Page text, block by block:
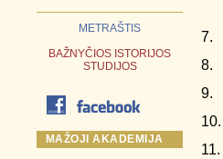
METRAŠTIS
BAŽNYČIOS ISTORIJOS
STUDIJOS
MAŽOJI AKADEMIJA
7.
8.
9.
10.
11.